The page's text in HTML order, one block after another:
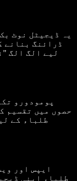
یہ ڈیجیٹل نوٹ
ڈرائنگ بنانے
لیے الگ الگ
حصوں میں تقسیم